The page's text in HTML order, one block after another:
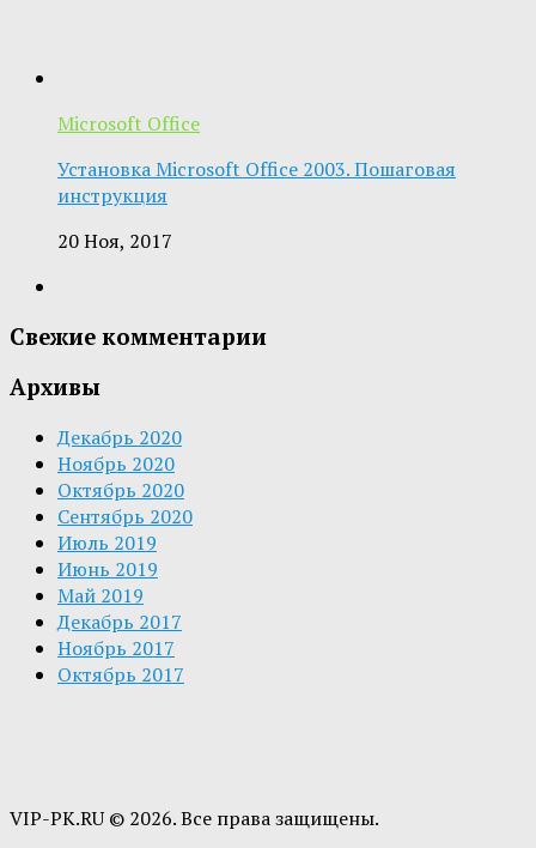
Microsoft Office
Установка Microsoft Office 2003. Пошаговая
инструкция
20 Ноя, 2017
Свежие комментарии
Архивы
Декабрь 2020
Ноябрь 2020
Октябрь 2020
Сентябрь 2020
Июль 2019
Июнь 2019
Май 2019
Декабрь 2017
Ноябрь 2017
Октябрь 2017
VIP-PK.RU © 2026. Все права защищены.